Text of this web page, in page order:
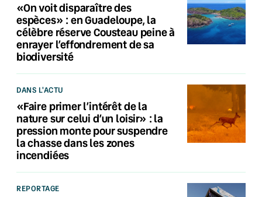
«On voit disparaître des
espèces» : en Guadeloupe, la
célèbre réserve Cousteau peine à
enrayer l’effondrement de sa
biodiversité
DANS L'ACTU
«Faire primer l’intérêt de la
nature sur celui d’un loisir» : la
pression monte pour suspendre
la chasse dans les zones
incendiées
REPORTAGE